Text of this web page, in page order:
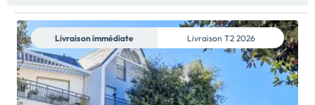
Livraison immédiate Livraison T2 2026